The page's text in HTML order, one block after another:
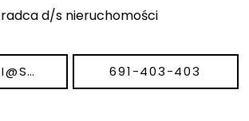
d/s nieruchomości
M.SMERECKI@SMERECKI.NIERUCHOMOSCI.PL 691-403-403